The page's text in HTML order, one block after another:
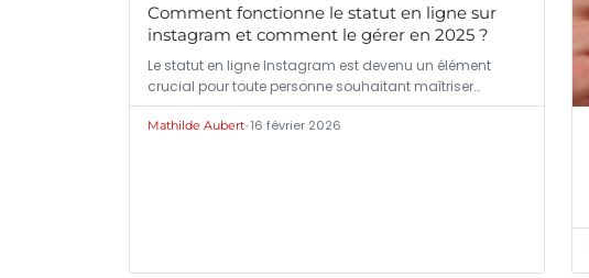
Comment fonctionne le statut en ligne sur
instagram et comment le gérer en 2025 ?
Le statut en ligne Instagram est devenu un élément
crucial pour toute personne souhaitant maîtriser…
Mathilde Aubert•16 février 2026